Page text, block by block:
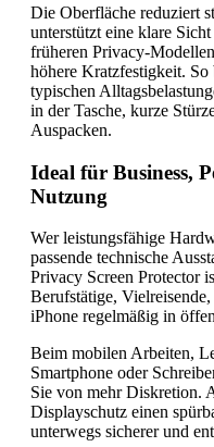
Die Oberfläche reduziert
unterstützt eine klare
früheren Privacy-
höhere Kratzfestigkeit.
typischen
in der Tasche, kurze
Auspacken.
Ideal für Business,
Nutzung
Wer leistungsfähige
passende technische
Privacy Screen Protector
Berufstätige,
iPhone regelmäßig in
Beim mobilen Arbeiten,
Smartphone oder
Sie von mehr Diskretion.
Displayschutz einen
unterwegs sicherer und